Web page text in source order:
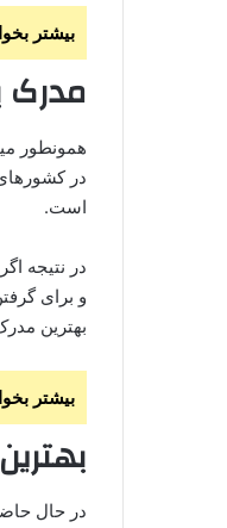
بیشتر
مدرک
همونطور
در
است.
در نتیجه
و برای
بهترین
بیشتر
در حال